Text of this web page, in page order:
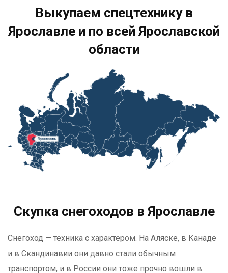
Выкупаем спецтехнику в
Ярославле и по всей Ярославской
области
Скупка снегоходов в Ярославле
Снегоход — техника с характером. На Аляске, в Канаде
и в Скандинавии они давно стали обычным
транспортом, и в России они тоже прочно вошли в